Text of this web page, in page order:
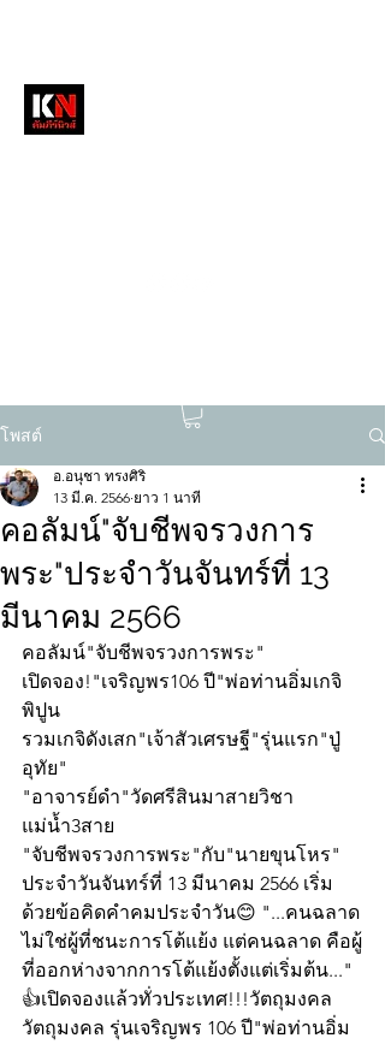
โพสต์
คอลัมน์"จับชีพจรวงการ
พระ"ประจำวันจันทร์ที่ 13
มีนาคม 2566
อ.อนุชา ทรงศิริ
13 มี.ค. 2566 ยาว 1 นาที
คอลัมน์"จับชีพจรวงการพระ"
เปิดจอง!"เจริญพร106 ปี"พ่อท่านอิ่มเกจิ
พิปูน
รวมเกจิดังเสก"เจ้าสัวเศรษฐี"รุ่นแรก"ปู่
อุทัย"
"อาจารย์ดำ"วัดศรีสินมาสายวิชา
แม่น้ำ3สาย
"จับชีพจรวงการพระ"กับ"นายขุนโหร"
ประจำวันจันทร์ที่ 13 มีนาคม 2566 เริ่ม
ด้วยข้อคิดคำคมประจำวัน😊 "...คนฉลาด
ไม่ใช่ผู้ที่ชนะการโต้แย้ง แต่คนฉลาด คือผู้
ที่ออกห่างจากการโต้แย้งตั้งแต่เริ่มต้น..."
👍เปิดจองแล้วทั่วประเทศ!!!วัตถุมงคล
วัตถุมงคล รุ่นเจริญพร 106 ปี"พ่อท่านอิ่ม